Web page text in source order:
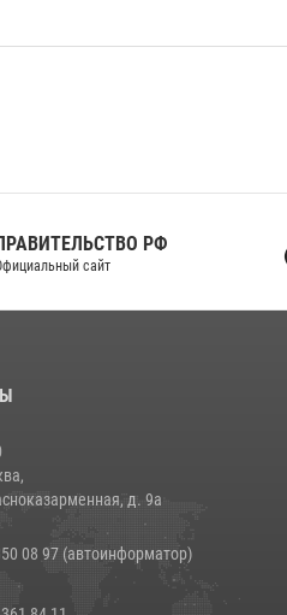
РФ
сайт
д. 9а
08 97 (автоинформатор)